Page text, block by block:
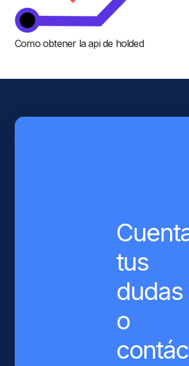
Como obtener la api de holded
tus
dudas
o